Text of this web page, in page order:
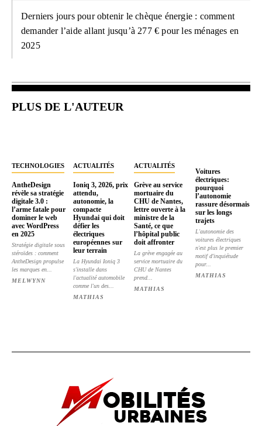
Derniers jours pour obtenir le chèque énergie : comment
demander l’aide allant jusqu’à 277 € pour les ménages en
2025
PLUS DE L'AUTEUR
TECHNOLOGIES
AntheDesign
révèle sa stratégie
digitale 3.0 :
l’arme fatale pour
dominer le web
avec WordPress
en 2025
Stratégie digitale sous
stéroïdes : comment
AntheDesign propulse
les marques en...
MELWYNN
ACTUALITÉS
Ioniq 3, 2026, prix
attendu,
autonomie, la
compacte
Hyundai qui doit
défier les
électriques
européennes sur
leur terrain
La Hyundai Ioniq 3
s'installe dans
l'actualité automobile
comme l'un des...
MATHIAS
ACTUALITÉS
Grève au service
mortuaire du
CHU de Nantes,
lettre ouverte à la
ministre de la
Santé, ce que
l’hôpital public
doit affronter
La grève engagée au
service mortuaire du
CHU de Nantes
prend...
MATHIAS
Voitures
électriques:
pourquoi
l’autonomie
rassure désormais
sur les longs
trajets
L'autonomie des
voitures électriques
n'est plus le premier
motif d'inquiétude
pour...
MATHIAS